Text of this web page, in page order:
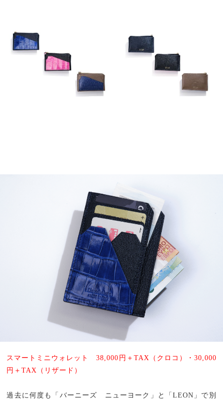
スマートミニウォレット 38,000円＋TAX（クロコ）・30,000
円＋TAX（リザード）
過去に何度も「バーニーズ ニューヨーク」と「LEON」で別